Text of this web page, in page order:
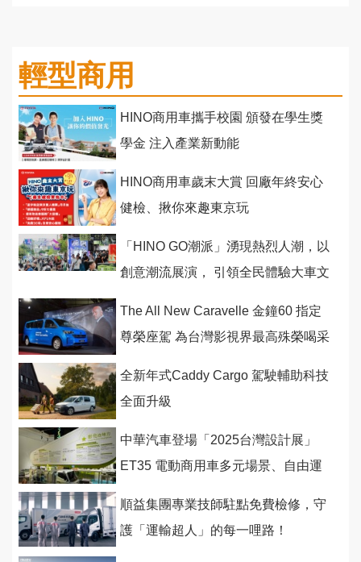
輕型商用
HINO商用車攜手校園 頒發在學生獎
學金 注入產業新動能
HINO商用車歲末大賞 回廠年終安心
健檢、揪你來趣東京玩
「HINO GO潮派」湧現熱烈人潮，以
創意潮流展演， 引領全民體驗大車文
The All New Caravelle 金鐘60 指定
尊榮座駕 為台灣影視界最高殊榮喝采
全新年式Caddy Cargo 駕駛輔助科技
全面升級
中華汽車登場「2025台灣設計展」
ET35 電動商用車多元場景、自由運
順益集團專業技師駐點免費檢修，守
護「運輸超人」的每一哩路！